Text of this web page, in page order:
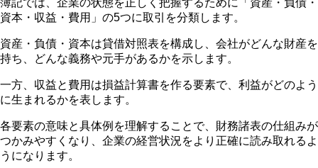
簿記では、企業の状態を正しく把握するために「資産・負債・
資本・収益・費用」の5つに取引を分類します。
資産・負債・資本は貸借対照表を構成し、会社がどんな財産を
持ち、どんな義務や元手があるかを示します。
一方、収益と費用は損益計算書を作る要素で、利益がどのよう
に生まれるかを表します。
各要素の意味と具体例を理解することで、財務諸表の仕組みが
つかみやすくなり、企業の経営状況をより正確に読み取れるよ
うになります。